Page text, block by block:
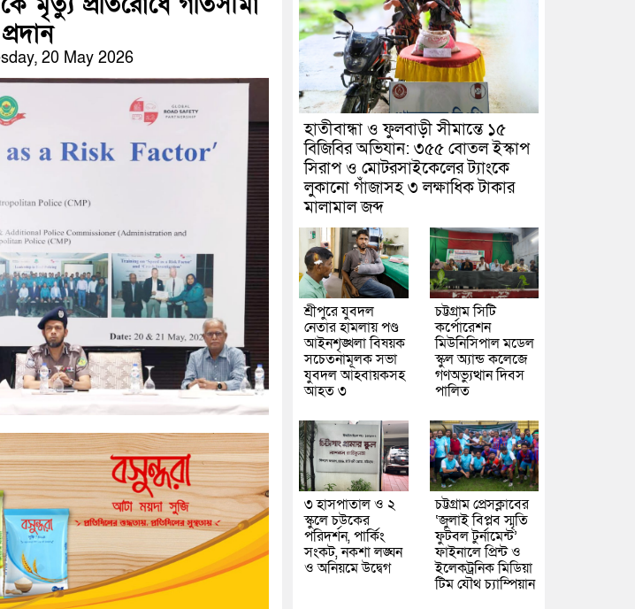
20 May 2026
হাতীবান্ধা ও ফুলবাড়ী সীমান্তে ১৫
বিজিবির অভিযান: ৩৫৫ বোতল ইস্কাপ
সিরাপ ও মোটরসাইকেলের ট্যাংকে
লুকানো গাঁজাসহ ৩ লক্ষাধিক টাকার
মালামাল জব্দ
শ্রীপুরে যুবদল
নেতার হামলায় পণ্ড
আইনশৃঙ্খলা বিষয়ক
সচেতনামূলক সভা
যুবদল আহবায়কসহ
আহত ৩
চট্টগ্রাম সিটি
কর্পোরেশন
মিউনিসিপাল মডেল
স্কুল অ্যান্ড কলেজে
গণঅভ্যুত্থান দিবস
পালিত
৩ হাসপাতাল ও ২
স্কুলে চউকের
পরিদর্শন, পার্কিং
সংকট, নকশা লঙ্ঘন
ও অনিয়মে উদ্বেগ
চট্টগ্রাম প্রেসক্লাবের
‘জুলাই বিপ্লব স্মৃতি
ফুটবল টুর্নামেন্ট’
ফাইনালে প্রিন্ট ও
ইলেকট্রনিক মিডিয়া
টিম যৌথ চ্যাম্পিয়ান